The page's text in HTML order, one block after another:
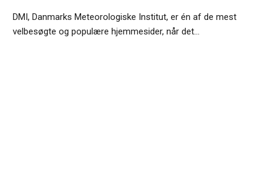
DMI, Danmarks Meteorologiske Institut, er én af de mest
velbesøgte og populære hjemmesider, når det…